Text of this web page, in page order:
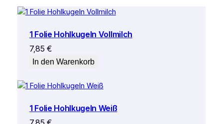
1 Folie Hohlkugeln Vollmilch
7,85 €
In den Warenkorb
1 Folie Hohlkugeln Weiß